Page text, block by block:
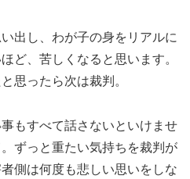
出し、わが子の身をリアルに
ど、苦しくなると思います。
思ったら次は裁判。
もすべて話さないといけませ
ずっと重たい気持ちを裁判が
側は何度も悲しい思いをしな